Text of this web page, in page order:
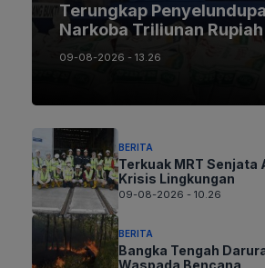
Terungkap
Narkoba Triliunan Rupiah
09-08-2026 - 13.26
BERITA
Terkuak MRT Senjata
Krisis Lingkungan
09-08-2026 - 10.26
BERITA
Bangka Tengah
Waspada Bencana